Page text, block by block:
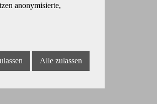
anonymisierte,
Alle zulassen